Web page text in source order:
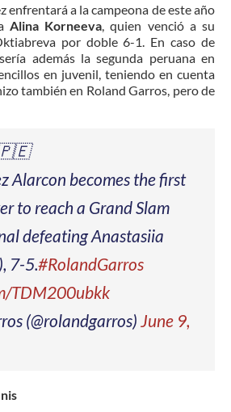
enfrentará a la campeona de este año
Alina Korneeva , quien venció a su
por doble 6-1. En caso de
además la segunda peruana en
en juvenil, teniendo en cuenta
también en Roland Garros, pero de
🇵🇪
Alarcon becomes the first
to reach a Grand Slam
defeating Anastasiia
7-5.#RolandGarros
TDM200ubkk
(@rolandgarros) June 9,